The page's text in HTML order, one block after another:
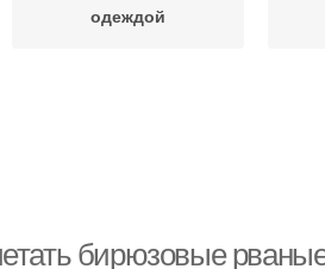
одеждой
бирюзовые